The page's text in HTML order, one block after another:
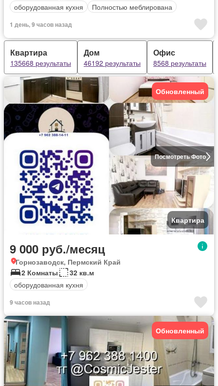
оборудованная кухня
Полностью меблирована
1 день, 9 часов назад
Квартира
135668 результаты
Дом
46192 результаты
Офис
8568 результаты
Посмотреть Фото
Обновленный
Квартира
9 000 руб./месяц
Горнозаводск, Пермский Край
2 Комнаты
32 кв.м
оборудованная кухня
9 часов назад
Обновленный